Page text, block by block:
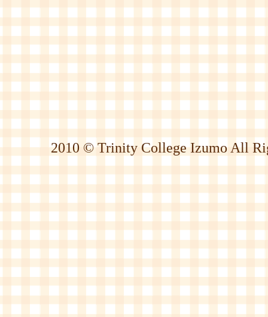
2010 © Trinity College Izumo All